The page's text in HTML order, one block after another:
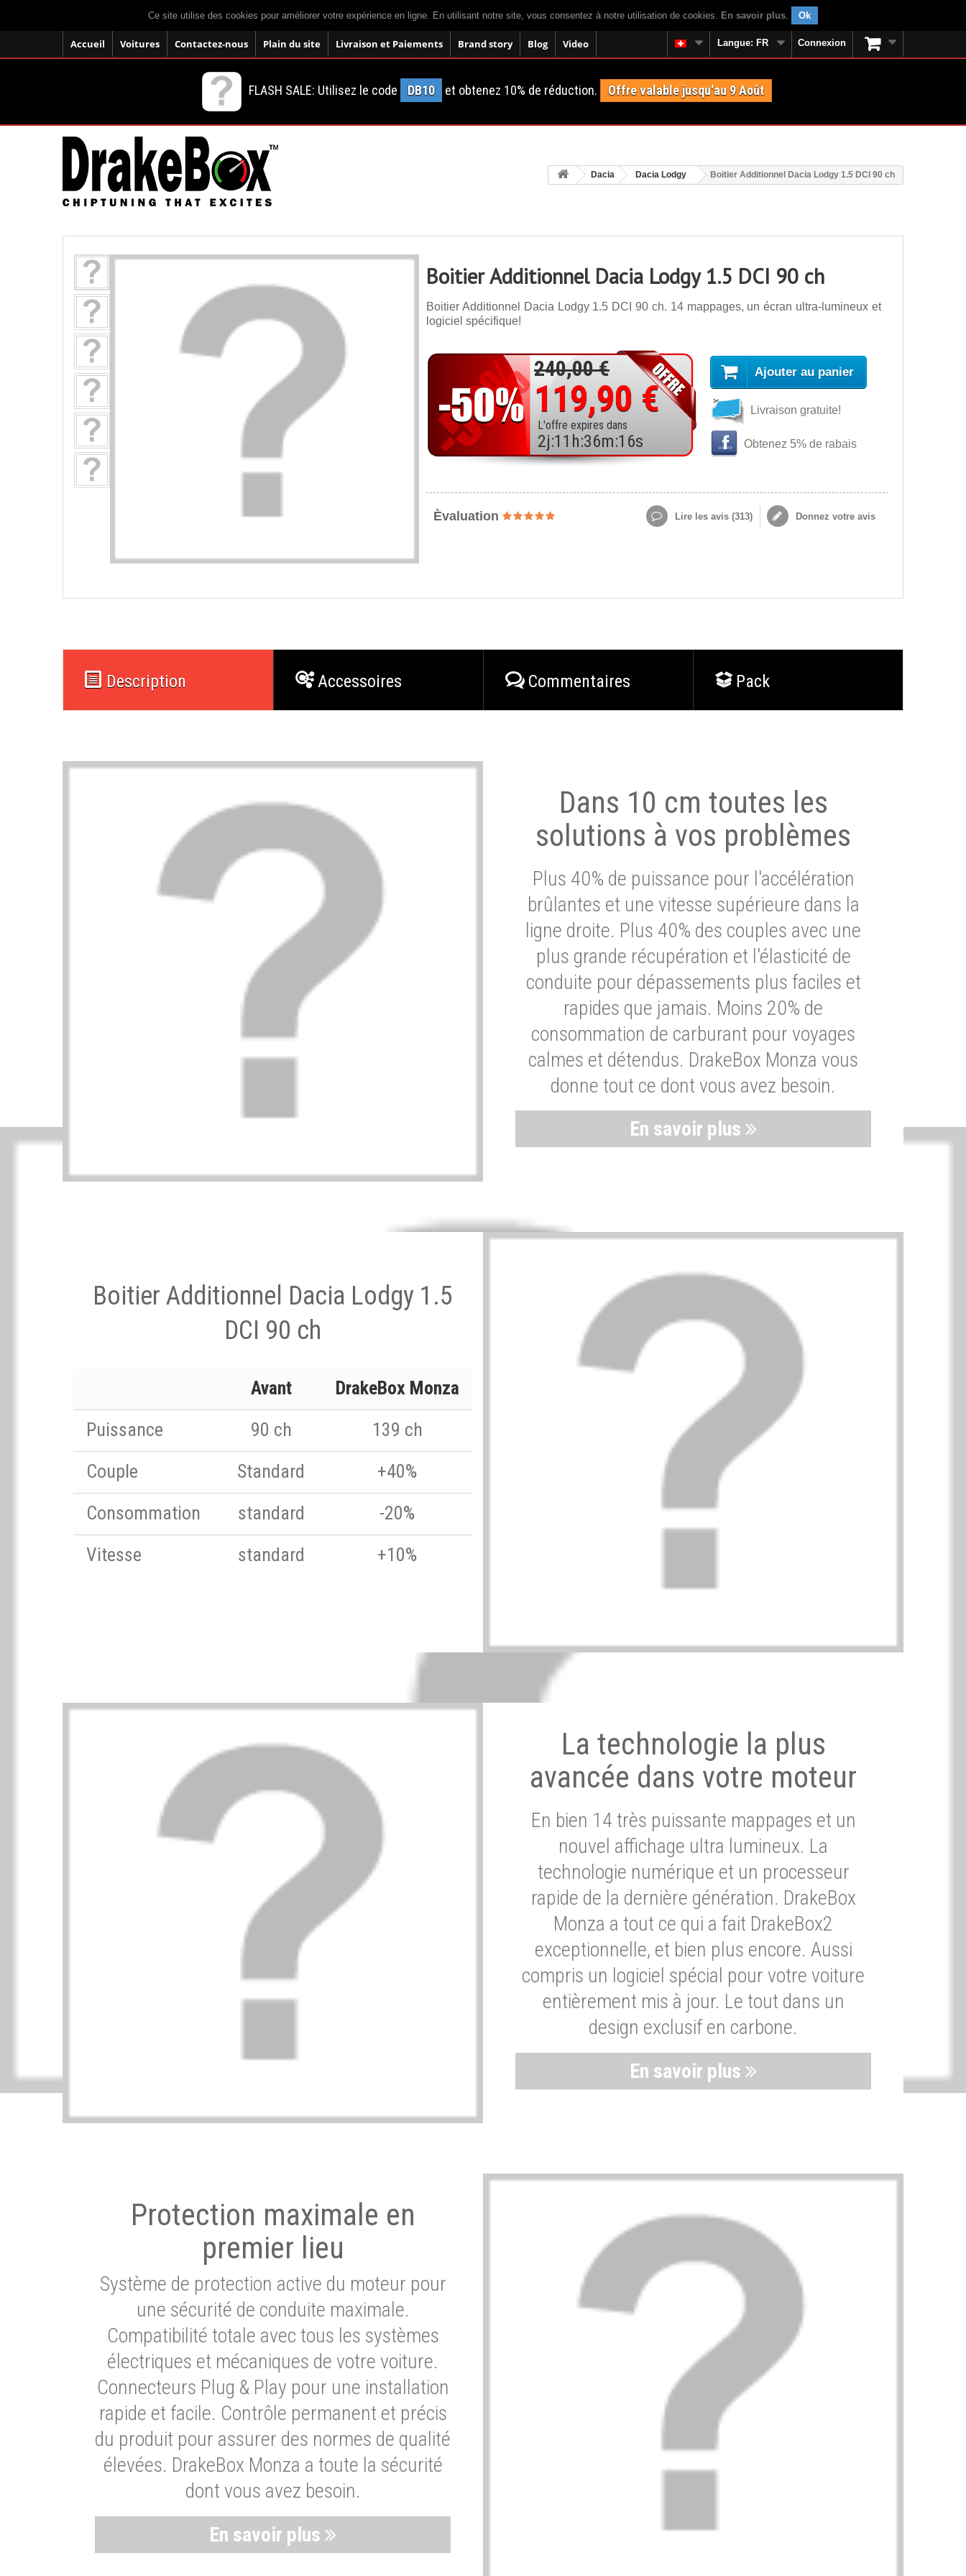
Ce site utilise des cookies pour améliorer votre expérience en ligne. En utilisant notre site, vous consentez à notre utilisation de cookies. En savoir plus. Ok
Accueil Voitures Contactez-nous Plain du site Livraison et Paiements Brand story Blog Video Connexion
Langue: FR
FLASH SALE: Utilisez le code DB10 et obtenez 10% de réduction. Offre valable jusqu'au 9 Août
Dacia Dacia Lodgy Boitier Additionnel Dacia Lodgy 1.5 DCI 90 ch
Boitier Additionnel Dacia Lodgy 1.5 DCI 90 ch
Boitier Additionnel Dacia Lodgy 1.5 DCI 90 ch. 14 mappages, un écran ultra-lumineux et
logiciel spécifique!
240,00 €
119,90 €
L'offre expires dans
2j:11 h:36m:15s
Ajouter au panier
Livraison gratuite!
Obtenez 5% de rabais
Èvaluation Lire les avis (313) Donnez votre avis
Description Accessoires Commentaires Pack
Dans 10 cm toutes les
solutions à vos problèmes
Plus 40% de puissance pour l'accélération
brûlantes et une vitesse supérieure dans la
ligne droite. Plus 40% des couples avec une
plus grande récupération et l'élasticité de
conduite pour dépassements plus faciles et
rapides que jamais. Moins 20% de
consommation de carburant pour voyages
calmes et détendus. DrakeBox Monza vous
donne tout ce dont vous avez besoin.
En savoir plus
Boitier Additionnel Dacia Lodgy 1.5
DCI 90 ch
Avant
DrakeBox Monza
Puissance
90 ch
139 ch
Couple
Standard
+40%
Consommation
standard
-20%
Vitesse
standard +10%
La technologie la plus
avancée dans votre moteur
En bien 14 très puissante mappages et un
nouvel affichage ultra lumineux. La
technologie numérique et un processeur
rapide de la dernière génération. DrakeBox
Monza a tout ce qui a fait DrakeBox2
exceptionnelle, et bien plus encore. Aussi
compris un logiciel spécial pour votre voiture
entièrement mis à jour. Le tout dans un
design exclusif en carbone.
En savoir plus
Protection maximale en
premier lieu
Système de protection active du moteur pour
une sécurité de conduite maximale.
Compatibilité totale avec tous les systèmes
électriques et mécaniques de votre voiture.
Connecteurs Plug & Play pour une installation
rapide et facile. Contrôle permanent et précis
du produit pour assurer des normes de qualité
élevées. DrakeBox Monza a toute la sécurité
dont vous avez besoin.
En savoir plus